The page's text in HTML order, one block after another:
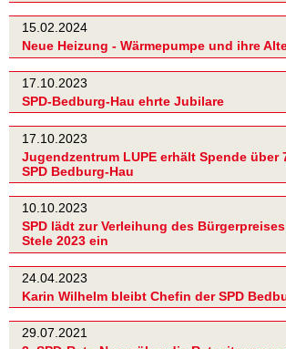
15.02.2024
Neue Heizung - Wärmepumpe und ihre
17.10.2023
SPD-Bedburg-Hau ehrte Jubilare
17.10.2023
Jugendzentrum LUPE erhält Spende über
SPD Bedburg-Hau
10.10.2023
SPD lädt zur Verleihung des
Stele 2023 ein
24.04.2023
Karin Wilhelm bleibt Chefin der SPD
29.07.2021